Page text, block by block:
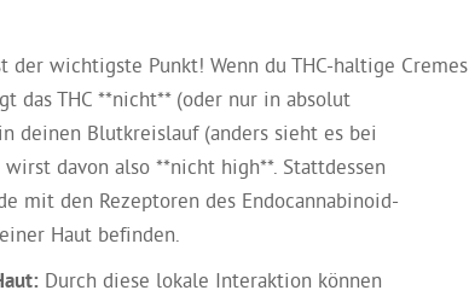
der wichtigste Punkt! Wenn du THC-haltige Cremes
das THC **nicht** (oder nur in absolut
deinen Blutkreislauf (anders sieht es bei
davon also **nicht high**. Stattdessen
mit den Rezeptoren des Endocannabinoid-
Haut befinden.
Durch diese lokale Interaktion können